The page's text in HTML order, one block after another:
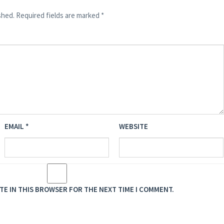
Required fields are marked *
EMAIL * WEBSITE
IN THIS BROWSER FOR THE NEXT TIME I COMMENT.